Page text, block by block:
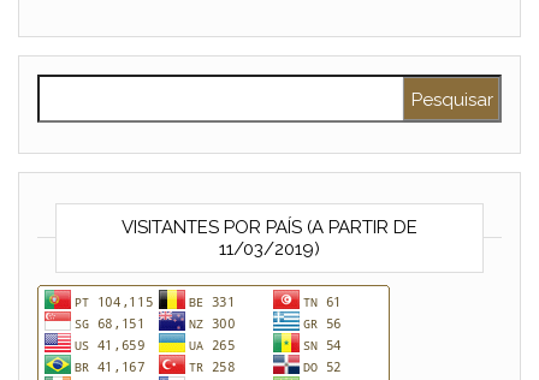
VISITANTES POR PAÍS (A PARTIR DE
11/03/2019)